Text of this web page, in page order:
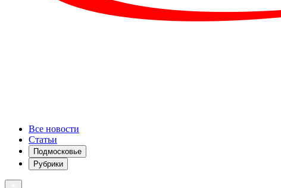
Все новости
Статьи
Подмосковье
Рубрики